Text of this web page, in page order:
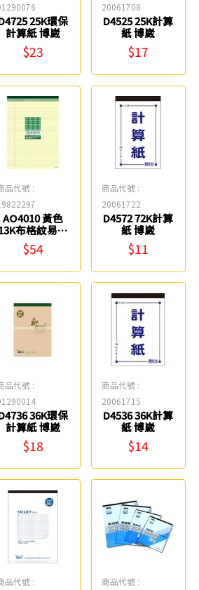
25K環保
計算紙 博崴
$23
20061708
D4525 25K計算
紙 博崴
$17
品代號 :
AO4010 黃色
布格紋易撕
企劃紙 博崴
$54
商品代號 :
20061722
D4572 72K計算
紙 博崴
$11
品代號 :
36K環保
計算紙 博崴
$18
商品代號 :
20061715
D4536 36K計算
紙 博崴
$14
品代號 :
商品代號 :